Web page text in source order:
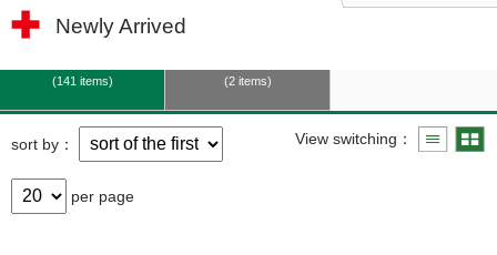
Newly Arrived
141 items 2 items
sort by View switching
per page